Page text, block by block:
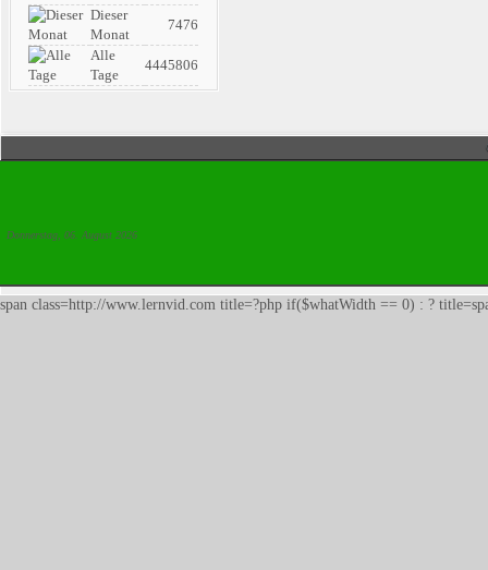
Dieser
Monat
7476
Alle
Tage
4445806
Donnerstag, 06. August 2026
span class=http://www.lernvid.com title=?php if($whatWidth == 0) : ?